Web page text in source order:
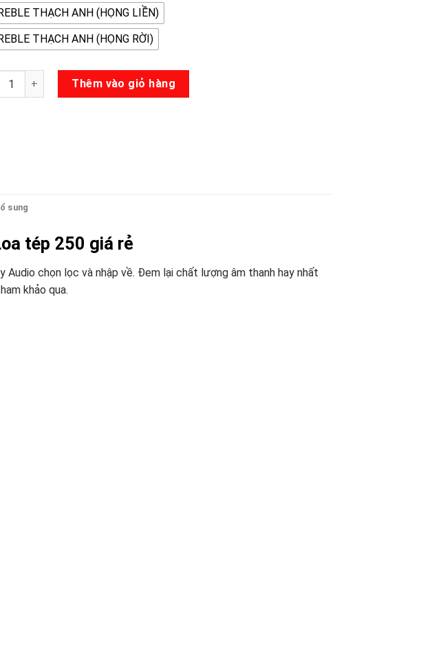
THẠCH ANH (HỌNG LIỀN)
THẠCH ANH (HỌNG RỜI)
Treble Rời 250 số lượngThêm vào giỏ hàng
sung
tép 250 giá rẻ
chọn lọc và nhập về. Đem lại chất lượng âm thanh hay nhất
khảo qua.